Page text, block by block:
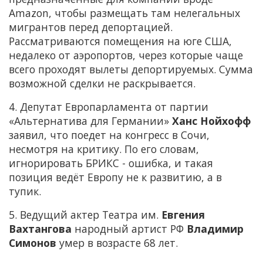
Amazon, чтобы размещать там нелегальных
мигрантов перед депортацией.
Рассматриваются помещения на юге США,
недалеко от аэропортов, через которые чаще
всего проходят вылеты депортируемых. Сумма
возможной сделки не раскрывается.
4. Депутат Европарламента от партии
«Альтернатива для Германии» Ханс Нойхофф
заявил, что поедет на конгресс в Сочи,
несмотря на критику. По его словам,
игнорировать БРИКС - ошибка, и такая
позиция ведёт Европу не к развитию, а в
тупик.
5. Ведущий актер Театра им. Евгения
Вахтангова народный артист РФ Владимир
Симонов умер в возрасте 68 лет.